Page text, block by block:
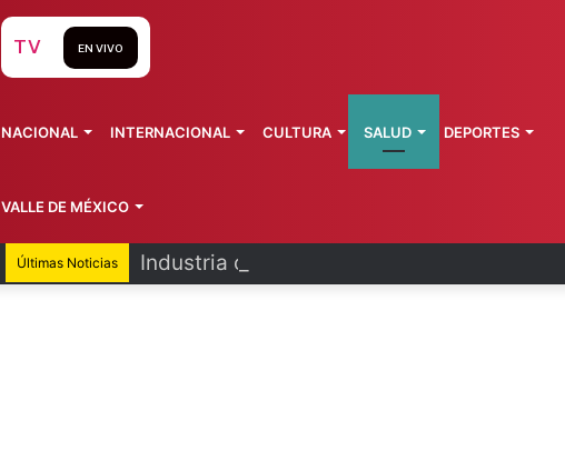
Últimas Noticias Industria cervecera destaca aportes al país
TV EN VIVO
NACIONAL INTERNACIONAL CULTURA SALUD DEPORTES
VALLE DE MÉXICO